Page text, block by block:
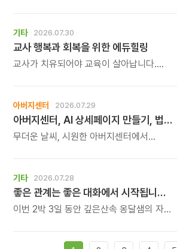
쉬어도 회복되지 않는 건 몸이 아니라
‘에너지의 흐름’이 흐트러졌기 때문입니다.
기타 2026.07.30
교사 행복과 회복을 위한 에듀힐링
교사가 치유되어야 교육이 살아납니다.
교육의 중심에 있는 나 자신을 돌보고
회복하는 시간입니다. 누군가를 가르치기
위해 애써온 시간만큼, 이제는 자신을 위한
쉼과 치유의 시간을 선물해 보시기
아버지센터 2026.07.29
아버지센터, AI 상세페이지 만들기, 법인사용설명서, 사진 일일특강, 숏츠 만들기 등 8월 프로그램 신청하세요
무더운 날씨, 시원한 아버지센터에서
드립니다.
기타 2026.07.28
좋은 관계는 좋은 대화에서 시작됩니다 비폭력대화(NVC) 2박 3일 워크숍
이번 2박 3일 동안 깊은산속 옹달샘의 자연
그리고 비폭력대화의 원리를 통해